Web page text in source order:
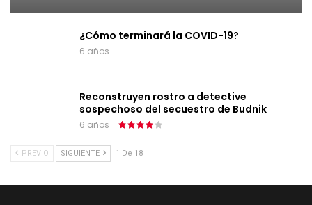
¿Cómo terminará la COVID-19?
6 años
Reconstruyen rostro a detective
sospechoso del secuestro de Budnik
6 años
PREVIO SIGUIENTE 1 De 18